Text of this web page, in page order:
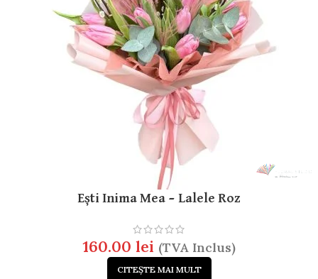
Ești Inima Mea – Lalele Roz
160.00 lei (TVA Inclus)
CITEȘTE MAI MULT